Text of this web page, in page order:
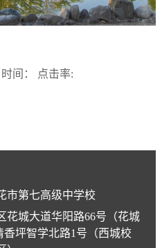
间： 点击率:
市第七高级中学校
花城大道华阳路66号（花城
坪智学北路1号（西城校